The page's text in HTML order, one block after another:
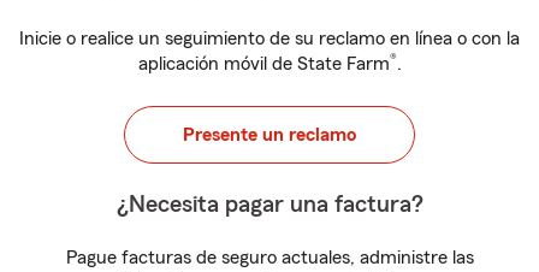
Inicie o realice un seguimiento de su reclamo en línea o con la
aplicación móvil de State Farm®.
Presente un reclamo
¿Necesita pagar una factura?
Pague facturas de seguro actuales, administre las